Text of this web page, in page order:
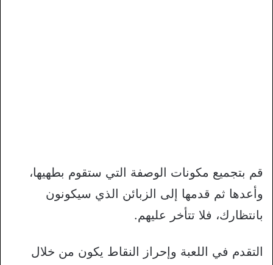
قم بتجميع مكونات الوصفة التي ستقوم بطهيها،
وأعدها ثم قدمها إلى الزبائن الذي سيكونون
بانتظارك، فلا تتأخر عليهم.
التقدم في اللعبة وإحراز النقاط يكون من خلال